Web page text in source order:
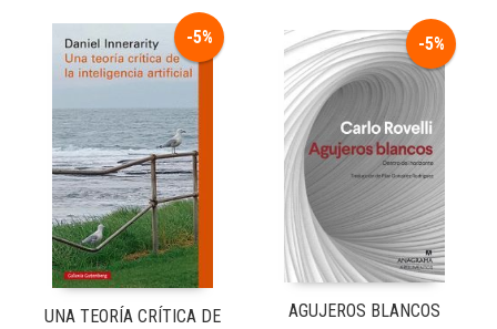
-5%
UNA TEORÍA CRÍTICA DE
-5%
AGUJEROS BLANCOS